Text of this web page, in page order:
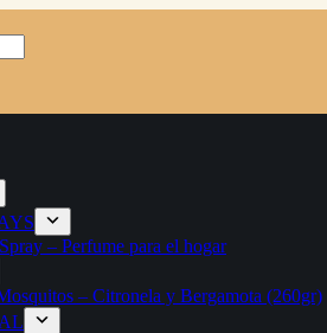
– Perfume para el hogar
– Citronela y Bergamota (260gr)